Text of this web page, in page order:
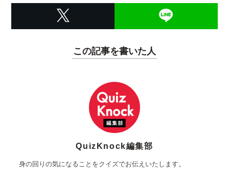
この記事を書いた人
QuizKnock編集部
身の回りの気になることをクイズでお伝えいたします。